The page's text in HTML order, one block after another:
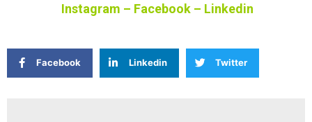
Instagram – Facebook – Linkedin
Facebook Linkedin Twitter